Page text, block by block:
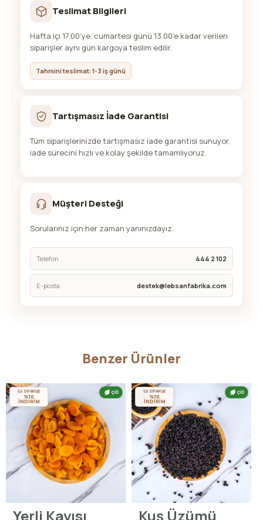
Teslimat Bilgileri
Hafta içi 17.00’ye, cumartesi günü 13.00’e kadar verilen
siparişler aynı gün kargoya teslim edilir.
Tahmini teslimat: 1-3 iş günü
Tartışmasız İade Garantisi
Tüm siparişlerinizde tartışmasız iade garantisi sunuyor,
iade sürecini hızlı ve kolay şekilde tamamlıyoruz.
Müşteri Desteği
Sorularınız için her zaman yanınızdayız.
Telefon 444 2 102
E-posta destek@lebsanfabrika.com
Benzer Ürünler
ÇİĞ
İLK SİPARİŞE
%10
İNDİRİM
Yerli Kayısı
ÇİĞ
İLK SİPARİŞE
%10
İNDİRİM
Kuş Üzümü